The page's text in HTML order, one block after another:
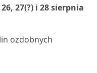
26, 27(?) i 28 sierpnia
ozdobnych